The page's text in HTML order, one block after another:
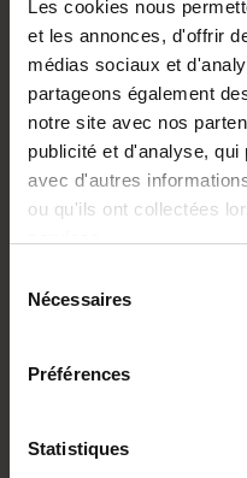
Les cookies nous
et les annonces, d'offrir
médias sociaux et
partageons également
notre site avec nos
publicité et d'analyse,
avec d'autres
ou qu'ils ont collectées
Nécessaires
Préférences
Statistiques
Déjà abonné·e ?
Achetez local sur
notre boutique
À lire aussi